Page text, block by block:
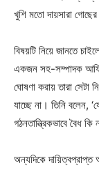
খুশি মতো দায়সারা
বিষয়টি নিয়ে জানতে
একজন সহ-সম্পাদক আফি
ঘোষণা করায় তারা সেটা
যাচ্ছে না। তিনি বলেন,
গঠনতান্ত্রিকভাবে বৈধ
অন্যদিকে